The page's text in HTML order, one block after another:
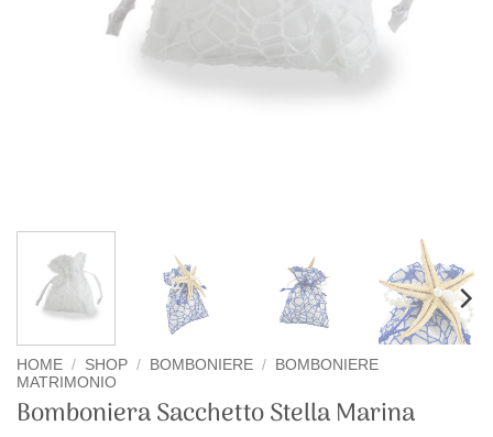
HOME / SHOP / BOMBONIERE / BOMBONIERE
MATRIMONIO
Bomboniera Sacchetto Stella Marina